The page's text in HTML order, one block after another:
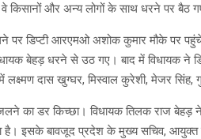
किसानों और अन्य लोगों के साथ धरने पर बैठ
पर डिप्टी आरएमओ अशोक कुमार मौके पर
बेहड़ धरने से उठ गए। बाद में विधायक ने
लक्ष्मण दास खुग्घर, मिस्वाल कुरेशी, मेजर सिंह,
का डर किच्छा। विधायक तिलक राज
है। इसके बावजूद प्रदेश के मुख्य सचिव, आयुक्त व